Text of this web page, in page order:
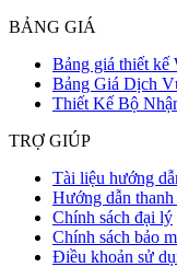
BẢNG GIÁ
Bảng giá thiết kế
Bảng Giá Dịch
Thiết Kế Bộ
TRỢ GIÚP
Tài liệu hướng
Hướng dẫn thanh
Chính sách đại lý
Chính sách bảo
Điều khoản sử